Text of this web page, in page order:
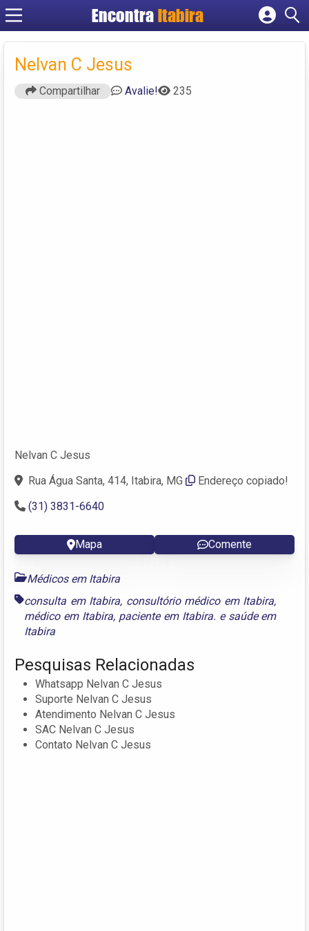
EncontraItabira
Cadastrar empresa
Nelvan C Jesus
Compartilhar Avalie! 235
Nelvan C Jesus
Rua Água Santa, 414, Itabira, MG
Endereço copiado!
(31) 3831-6640
Mapa Comente
Médicos em Itabira
consulta em Itabira, consultório médico em Itabira,
médico em Itabira, paciente em Itabira. e saúde em
Itabira
Pesquisas Relacionadas
Whatsapp Nelvan C Jesus
Suporte Nelvan C Jesus
Atendimento Nelvan C Jesus
SAC Nelvan C Jesus
Contato Nelvan C Jesus